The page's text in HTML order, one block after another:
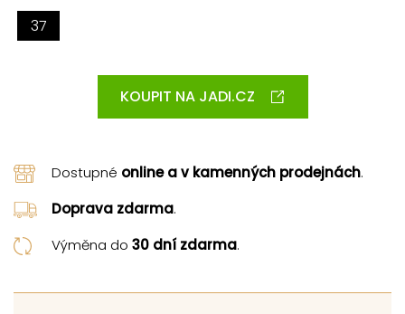
37
KOUPIT NA JADI.CZ
Dostupné online a v kamenných prodejnách.
Doprava zdarma.
Výměna do 30 dní zdarma.